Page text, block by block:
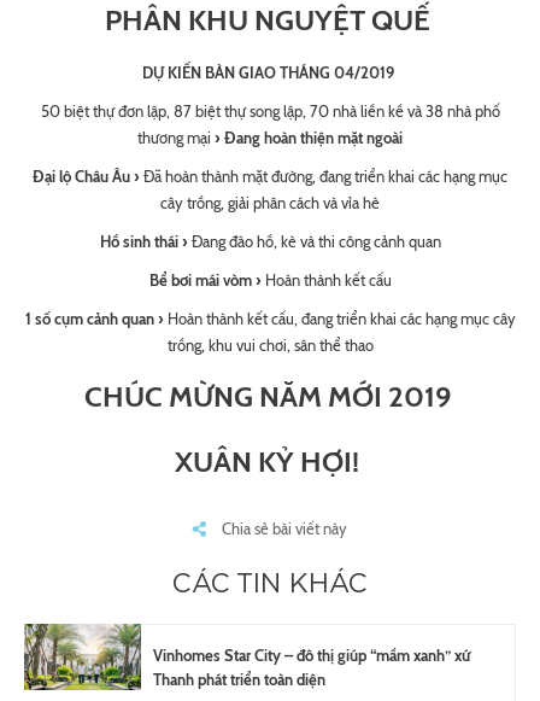
PHÂN KHU NGUYỆT QUẾ
DỰ KIẾN BÀN GIAO THÁNG 04/2019
50 biệt thự đơn lập, 87 biệt thự song lập, 70 nhà liền kề và 38 nhà phố
thương mại › Đang hoàn thiện mặt ngoài
Đại lộ Châu Âu ›Đã hoàn thành mặt đường, đang triển khai các hạng mục
cây trồng, giải phân cách và vỉa hè
Hồ sinh thái ›Đang đào hồ, kè và thi công cảnh quan
Bể bơi mái vòm ›Hoàn thành kết cấu
1 số cụm cảnh quan ›Hoàn thành kết cấu, đang triển khai các hạng mục cây
trồng, khu vui chơi, sân thể thao
CHÚC MỪNG NĂM MỚI 2019
XUÂN KỶ HỢI!
Chia sẻ bài viết này
CÁC TIN KHÁC
Vinhomes Star City – đô thị giúp “mầm xanh” xứ
Thanh phát triển toàn diện